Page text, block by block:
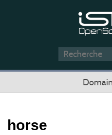
horse